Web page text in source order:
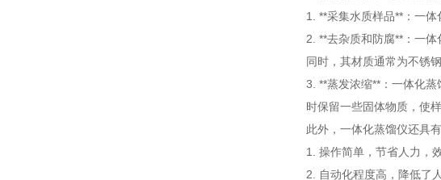
1. **采集水质样品**：一
2. **去杂质和防腐**：一
同时，其材质通常为不锈
3. **蒸发浓缩**：一体化
时保留一些固体物质，使
此外，一体化蒸馏仪还具
1. 操作简单，节省人力，效
2. 自动化程度高，降低了